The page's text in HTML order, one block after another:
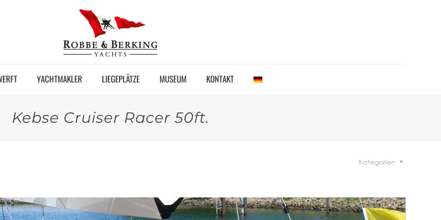
YACHTMAKLER LIEGEPLÄTZE MUSEUM KONTAKT
Kebse Cruiser Racer 50ft.
Kategorien